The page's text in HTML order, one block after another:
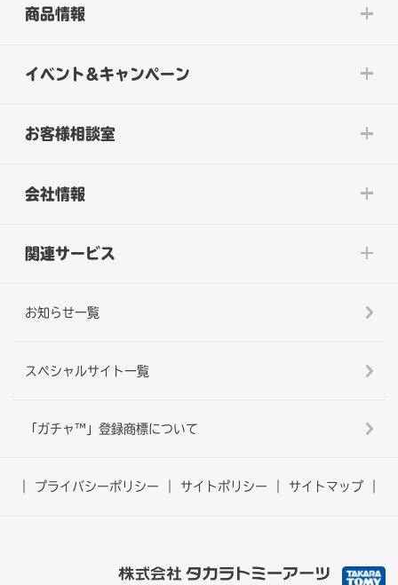
商品情報
イベント&キャンペーン
お客様相談室
会社情報
関連サービス
お知らせ一覧
スペシャルサイト一覧
「ガチャ™」登録商標について
プライバシーポリシー サイトポリシー サイトマップ